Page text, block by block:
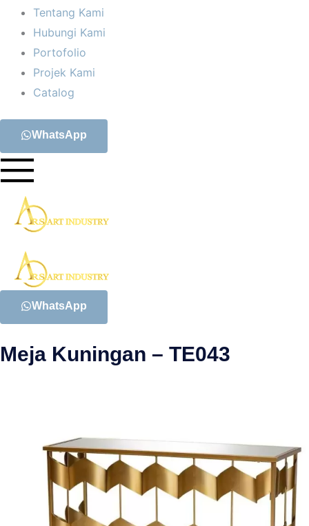
Tentang Kami
Hubungi Kami
Portofolio
Projek Kami
Catalog
WhatsApp
WhatsApp
Meja Kuningan – TE043